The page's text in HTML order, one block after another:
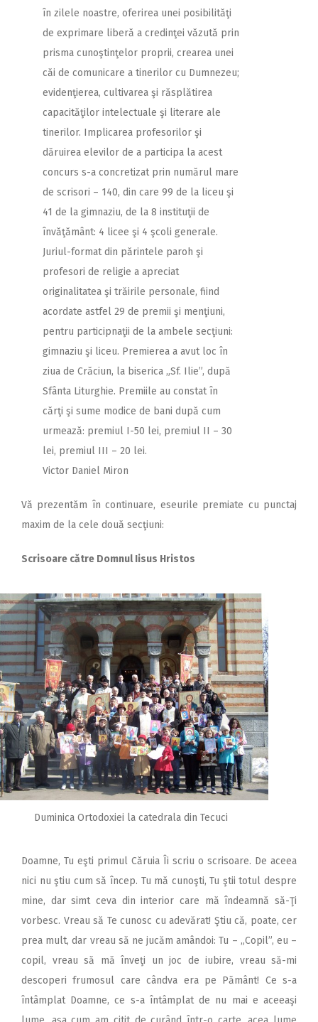
în zilele noastre, oferirea unei posibilităţi
de exprimare liberă a credinţei văzută prin
prisma cunoştinţelor proprii, crearea unei
căi de comunicare a tinerilor cu Dumnezeu;
evidenţierea, cultivarea şi răsplătirea
capacităţilor intelectuale şi literare ale
tinerilor. Implicarea profesorilor şi
dăruirea elevilor de a participa la acest
concurs s-a concretizat prin numărul mare
de scrisori – 140, din care 99 de la liceu şi
41 de la gimnaziu, de la 8 instituţii de
învăţământ: 4 licee şi 4 şcoli generale.
Juriul-format din părintele paroh şi
profesori de religie a apreciat
originalitatea şi trăirile personale, fiind
acordate astfel 29 de premii şi menţiuni,
pentru participnaţii de la ambele secţiuni:
gimnaziu şi liceu. Premierea a avut loc în
ziua de Crăciun, la biserica „Sf. Ilie”, după
Sfânta Liturghie. Premiile au constat în
cărţi şi sume modice de bani după cum
urmează: premiul I-50 lei, premiul II – 30
lei, premiul III – 20 lei.
Victor Daniel Miron
Vă prezentăm în continuare, eseurile premiate cu punctaj
maxim de la cele două secţiuni:
Scrisoare către Domnul Iisus Hristos
Duminica Ortodoxiei la catedrala din Tecuci
Doamne, Tu eşti primul Căruia Îi scriu o scrisoare. De aceea
nici nu ştiu cum să încep. Tu mă cunoşti, Tu ştii totul despre
mine, dar simt ceva din interior care mă îndeamnă să-Ţi
vorbesc. Vreau să Te cunosc cu adevărat! Ştiu că, poate, cer
prea mult, dar vreau să ne jucăm amândoi: Tu – „Copil”, eu –
copil, vreau să mă înveţi un joc de iubire, vreau să-mi
descoperi frumosul care cândva era pe Pământ! Ce s-a
întâmplat Doamne, ce s-a întâmplat de nu mai e aceeaşi